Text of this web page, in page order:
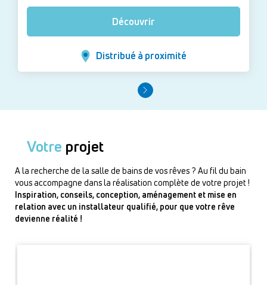
Découvrir
Distribué à proximité
Votre projet
A la recherche de la salle de bains de vos rêves ? Au fil du bain
vous accompagne dans la réalisation complète de votre projet !
Inspiration, conseils, conception, aménagement et mise en
relation avec un installateur qualifié, pour que votre rêve
devienne réalité !